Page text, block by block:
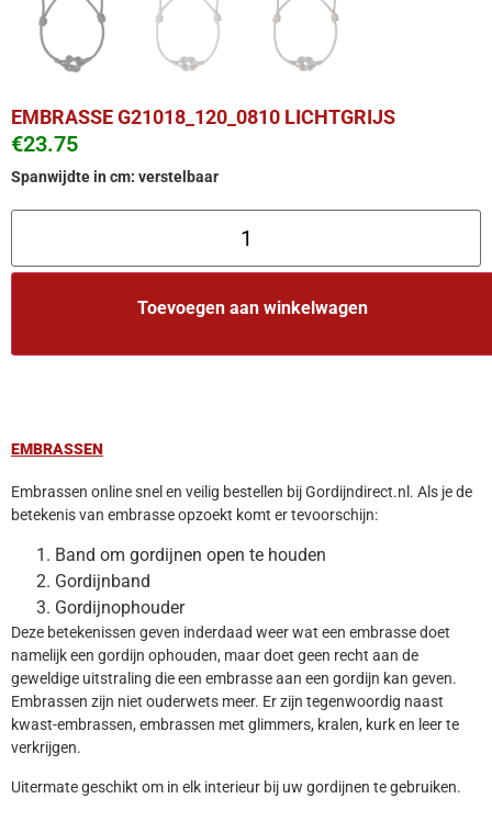
EMBRASSE G21018_120_0810 LICHTGRIJS
€23.75
Spanwijdte in cm: verstelbaar
Toevoegen aan winkelwagen
EMBRASSEN
Embrassen online snel en veilig bestellen bij Gordijndirect.nl. Als je de
betekenis van embrasse opzoekt komt er tevoorschijn:
Band om gordijnen open te houden
Gordijnband
Gordijnophouder
Deze betekenissen geven inderdaad weer wat een embrasse doet
namelijk een gordijn ophouden, maar doet geen recht aan de
geweldige uitstraling die een embrasse aan een gordijn kan geven.
Embrassen zijn niet ouderwets meer. Er zijn tegenwoordig naast
kwast-embrassen, embrassen met glimmers, kralen, kurk en leer te
verkrijgen.
Uitermate geschikt om in elk interieur bij uw gordijnen te gebruiken.